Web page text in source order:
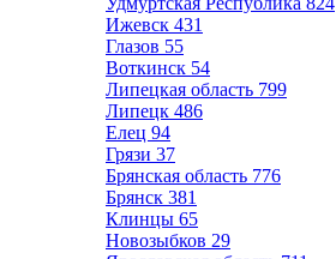
Ижевск 431
Глазов 55
Воткинск 54
Липецкая область 799
Липецк 486
Елец 94
Грязи 37
Брянская область 776
Брянск 381
Клинцы 65
Новозыбков 29